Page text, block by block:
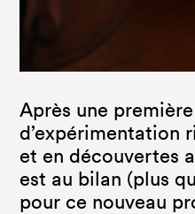
Après une
d’expérimentation
et en découvertes
est au bilan (plus
pour ce nouveau